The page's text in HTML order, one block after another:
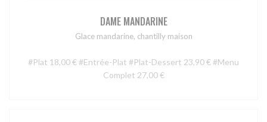
DAME MANDARINE
Glace mandarine, chantilly maison
#Plat 18,00 € #Entrée-Plat #Plat-Dessert 23,90 € #Menu
Complet 27,00 €